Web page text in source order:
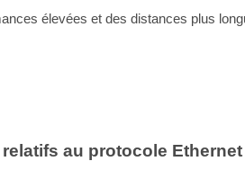
élevées et des distances plus
au protocole Ethernet